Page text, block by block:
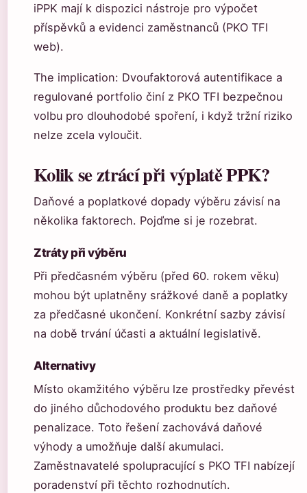
iPPK mají k dispozici nástroje pro výpočet
příspěvků a evidenci zaměstnanců (PKO TFI
web).
The implication: Dvoufaktorová autentifikace a
regulované portfolio činí z PKO TFI bezpečnou
volbu pro dlouhodobé spoření, i když tržní riziko
nelze zcela vyloučit.
Kolik se ztrácí při výplatě PPK?
Daňové a poplatkové dopady výběru závisí na
několika faktorech. Pojďme si je rozebrat.
Ztráty při výběru
Při předčasném výběru (před 60. rokem věku)
mohou být uplatněny srážkové daně a poplatky
za předčasné ukončení. Konkrétní sazby závisí
na době trvání účasti a aktuální legislativě.
Alternativy
Místo okamžitého výběru lze prostředky převést
do jiného důchodového produktu bez daňové
penalizace. Toto řešení zachovává daňové
výhody a umožňuje další akumulaci.
Zaměstnavatelé spolupracující s PKO TFI nabízejí
poradenství při těchto rozhodnutích.